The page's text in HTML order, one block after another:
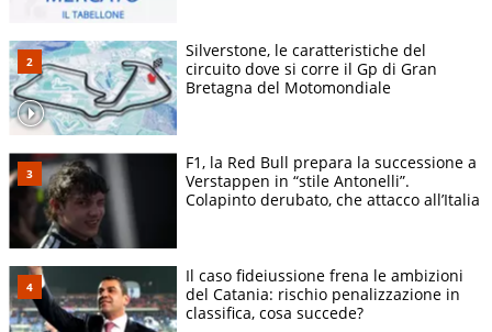
Silverstone, le caratteristiche del
circuito dove si corre il Gp di Gran
Bretagna del Motomondiale
F1, la Red Bull prepara la successione a
Verstappen in “stile Antonelli”.
Colapinto derubato, che attacco all’Italia
Il caso fideiussione frena le ambizioni
del Catania: rischio penalizzazione in
classifica, cosa succede?